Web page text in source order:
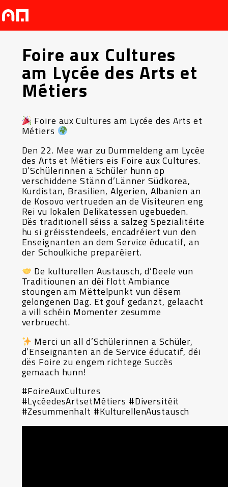
Foire aux Cultures
am Lycée des Arts et
Métiers
Foire aux Cultures am Lycée des Arts et
Métiers
Den 22. Mee war zu Dummeldeng am Lycée
des Arts et Métiers eis Foire aux Cultures.
D’Schülerinnen a Schüler hunn op
verschiddene Stänn d’Länner Südkorea,
Kurdistan, Brasilien, Algerien, Albanien an
de Kosovo vertrueden an de Visiteuren eng
Rei vu lokalen Delikatessen ugebueden.
Dës traditionell séiss a salzeg Spezialitéite
hu si gréisstendeels, encadréiert vun den
Enseignanten an dem Service éducatif, an
der Schoulkiche preparéiert.
De kulturellen Austausch, d’Deele vun
Traditiounen an déi flott Ambiance
stoungen am Mëttelpunkt vun dësem
gelongenen Dag. Et gouf gedanzt, gelaacht
a vill schéin Momenter zesumme
verbruecht.
Merci un all d’Schülerinnen a Schüler,
d’Enseignanten an de Service éducatif, déi
dës Foire zu engem richtege Succès
gemaach hunn!
#FoireAuxCultures
#LycéedesArtsetMétiers #Diversitéit
#Zesummenhalt #KulturellenAustausch